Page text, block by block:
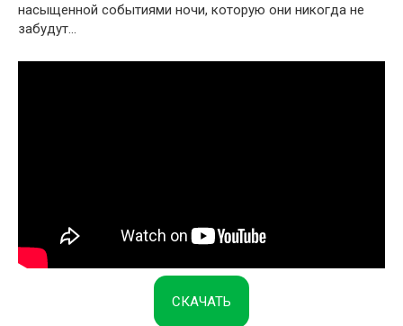
насыщенной событиями ночи, которую они никогда не
забудут…
СКАЧАТЬ